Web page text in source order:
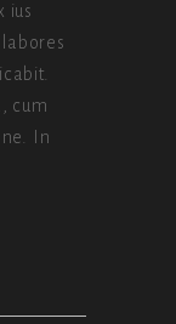
ius
cum
In